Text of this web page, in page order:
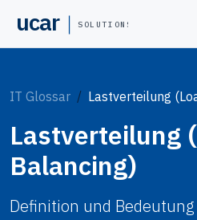
ucar SOLUTIONS
IT Glossar Lastverteilung
Lastverteilung
Balancing)
Definition und